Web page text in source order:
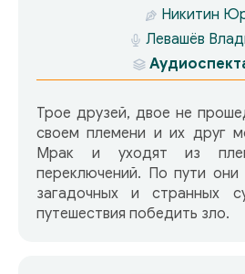
Никитин
Левашёв
Трое друзей, двое не
своем племени и их друг
Мрак и уходят из
переключений. По пути они
загадочных и странных
путешествия победить зло.